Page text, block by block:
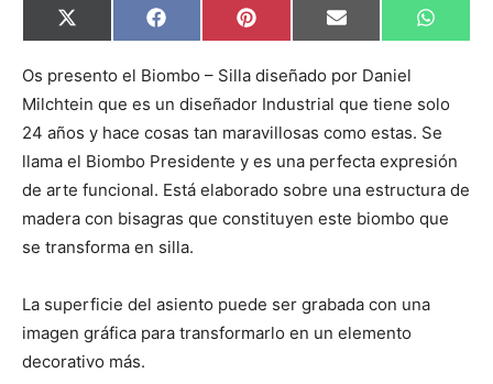
C
o
p
r
i
r
e
n
X
(
w
t
t
e
r
)
C
o
p
r
i
r
e
n
F
a
e
o
o
k
C
o
p
r
i
r
e
n
P
i
t
r
e
s
t
C
o
p
r
i
r
e
n
E
m
i
C
o
r
i
r
e
n
W
h
A
p
p
Os presento el Biombo – Silla diseñado por Daniel
Milchtein que es un diseñador Industrial que tiene solo
24 años y hace cosas tan maravillosas como estas. Se
llama el Biombo Presidente y es una perfecta expresión
de arte funcional. Está elaborado sobre una estructura de
madera con bisagras que constituyen este biombo que
se transforma en silla.
La superficie del asiento puede ser grabada con una
imagen gráfica para transformarlo en un elemento
decorativo más.